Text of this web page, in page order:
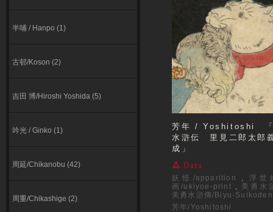
半哺 / Hanpo (1)
古邨/Koson (2)
吉田 博/Hiroshi Yoshida (5)
吟光 / Ginko (1)
周延/Chikanobu (42)
周重/Chikashige (2)
芳年 / Yoshitoshi 「
水滸伝 里見二郎太郎
成」
妖怪/apparition , 浮世
画/ukiyoe-print , 美勇水
美勇水滸傳/Biyu-Suikoden
芳年/Yoshitoshi